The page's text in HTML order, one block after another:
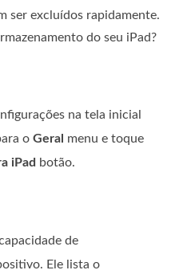
ser excluídos rapidamente.
do seu iPad?
na tela inicial
o Geral menu e toque
iPad botão.
de
Ele lista o